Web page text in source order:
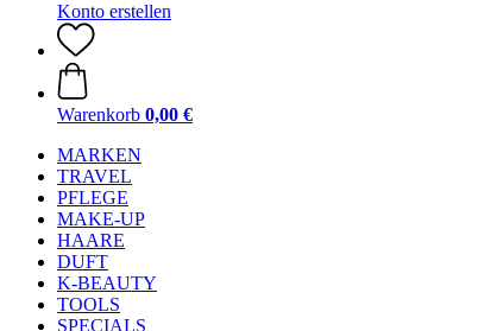
Konto erstellen
Warenkorb 0,00 €
MARKEN
TRAVEL
PFLEGE
MAKE-UP
HAARE
DUFT
K-BEAUTY
TOOLS
SPECIALS